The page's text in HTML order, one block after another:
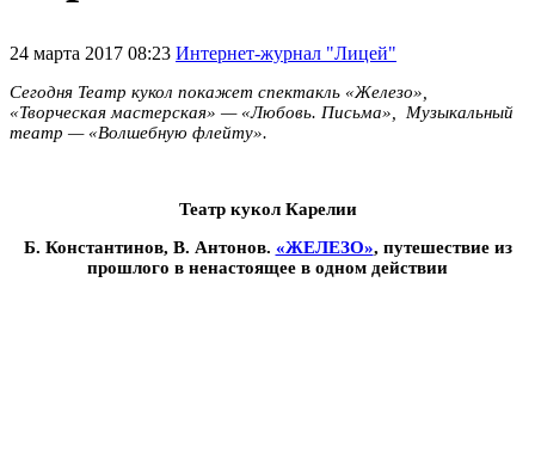
24 марта 2017 08:23 Интернет-журнал "Лицей"
Сегодня Театр кукол покажет спектакль «Железо»,
«Творческая мастерская» — «Любовь. Письма», Музыкальный
театр — «Волшебную флейту».
Театр кукол Карелии
Б. Константинов, В. Антонов. «ЖЕЛЕЗО», путешествие из
прошлого в ненастоящее в одном действии